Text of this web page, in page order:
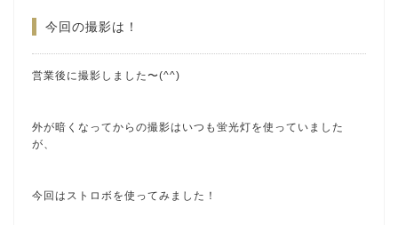
今回の撮影は！
営業後に撮影しました〜(^^)
外が暗くなってからの撮影はいつも蛍光灯を使っていました
が、
今回はストロボを使ってみました！